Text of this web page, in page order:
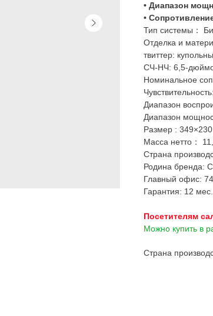
• Диапазон
•
Тип системы：
Отделка и
твиттер:
СЧ-НЧ: 6,5-
Номинальное
Диапазон
Диапазон
Размер :
Масса нетто：
Страна
Родина бренда:
Главный офис:
Гарантия: 12 мес.
Посетителям
Можно купить в
Страна